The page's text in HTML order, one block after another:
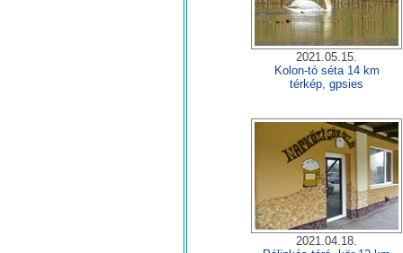
2021.05.15.
Kolon-tó séta 14 km
térkép, gpsies
2021.04.18.